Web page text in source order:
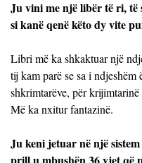
Ju vini me një libër të ri, të
si kanë qenë këto dy vite
Libri më ka shkaktuar një
tij kam parë se sa i ndjeshëm
shkrimtarëve, për
Më ka nxitur fantazinë.
Ju keni jetuar në një
prill u mbushën 36 vjet që